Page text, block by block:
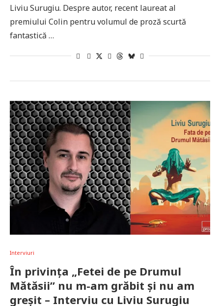
Liviu Surugiu. Despre autor, recent laureat al
premiului Colin pentru volumul de proză scurtă
fantastică …
Interviuri
În privința „Fetei de pe Drumul
Mătăsii” nu m-am grăbit și nu am
greșit – Interviu cu Liviu Surugiu